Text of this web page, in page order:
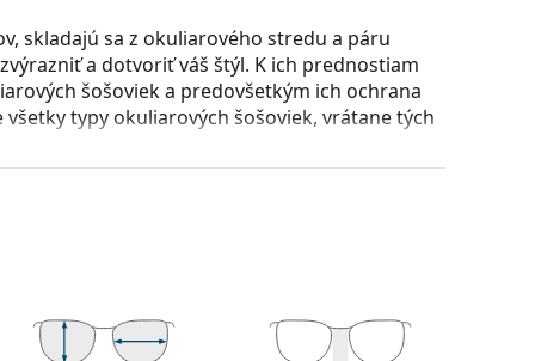
skladajú sa z okuliarového stredu a páru
a dotvoriť váš štýl. K ich prednostiam
šošoviek a predovšetkým ich ochrana
typy okuliarových šošoviek, vrátane tých
pokyny.